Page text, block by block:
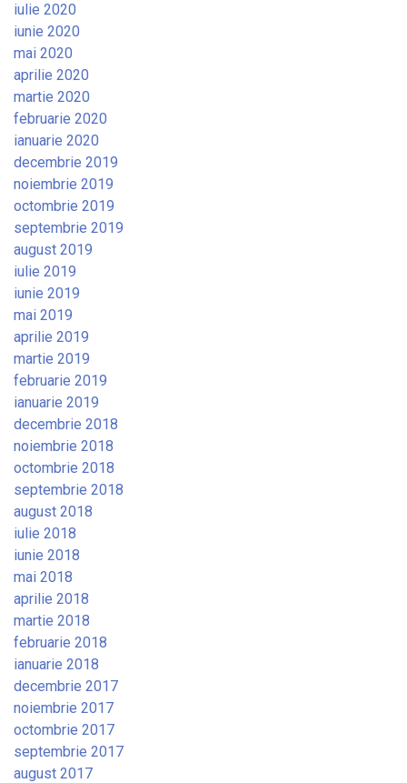
iulie 2020
iunie 2020
mai 2020
aprilie 2020
martie 2020
februarie 2020
ianuarie 2020
decembrie 2019
noiembrie 2019
octombrie 2019
septembrie 2019
august 2019
iulie 2019
iunie 2019
mai 2019
aprilie 2019
martie 2019
februarie 2019
ianuarie 2019
decembrie 2018
noiembrie 2018
octombrie 2018
septembrie 2018
august 2018
iulie 2018
iunie 2018
mai 2018
aprilie 2018
martie 2018
februarie 2018
ianuarie 2018
decembrie 2017
noiembrie 2017
octombrie 2017
septembrie 2017
august 2017